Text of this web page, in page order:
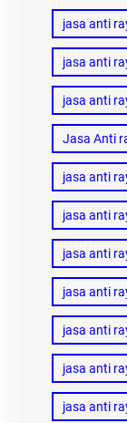
jasa anti
jasa anti
jasa anti
Jasa Anti
jasa anti
jasa anti
jasa anti
jasa anti
jasa anti
jasa anti
jasa anti